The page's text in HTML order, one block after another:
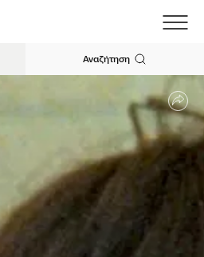
Αναζήτηση